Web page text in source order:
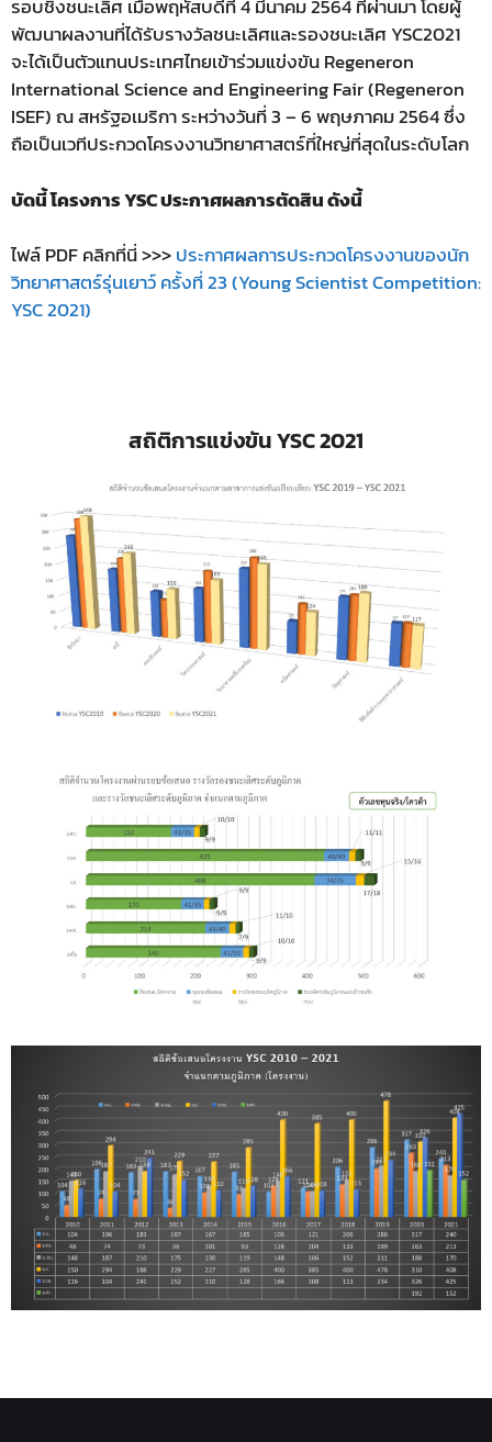
รอบชิงชนะเลิศ เมื่อพฤหัสบดีที่ 4 มีนาคม 2564 ที่ผ่านมา โดยผู้
พัฒนาผลงานที่ได้รับรางวัลชนะเลิศและรองชนะเลิศ YSC2021
จะได้เป็นตัวแทนประเทศไทยเข้าร่วมแข่งขัน Regeneron
International Science and Engineering Fair (Regeneron
ISEF) ณ สหรัฐอเมริกา ระหว่างวันที่ 3 – 6 พฤษภาคม 2564 ซึ่ง
ถือเป็นเวทีประกวดโครงงานวิทยาศาสตร์ที่ใหญ่ที่สุดในระดับโลก
บัดนี้ โครงการ YSC ประกาศผลการตัดสิน ดังนี้
ไฟล์ PDF คลิกที่นี่ >>>ประกาศผลการประกวดโครงงานของนัก
วิทยาศาสตร์รุ่นเยาว์ ครั้งที่ 23 (Young Scientist Competition:
YSC 2021)
สถิติการแข่งขัน YSC 2021